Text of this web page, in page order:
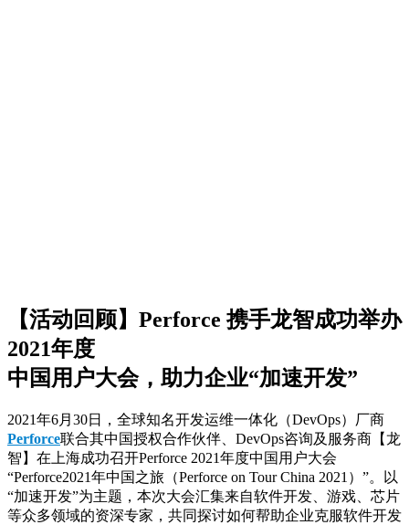
【活动回顾】Perforce 携手龙智成功举办
2021年度
中国用户大会，助力企业“加速开发”
2021年6月30日，全球知名开发运维一体化（DevOps）厂商
Perforce联合其中国授权合作伙伴、DevOps咨询及服务商【龙
智】在上海成功召开Perforce 2021年度中国用户大会
“Perforce2021年中国之旅（Perforce on Tour China 2021）”。以
“加速开发”为主题，本次大会汇集来自软件开发、游戏、芯片
等众多领域的资深专家，共同探讨如何帮助企业克服软件开发